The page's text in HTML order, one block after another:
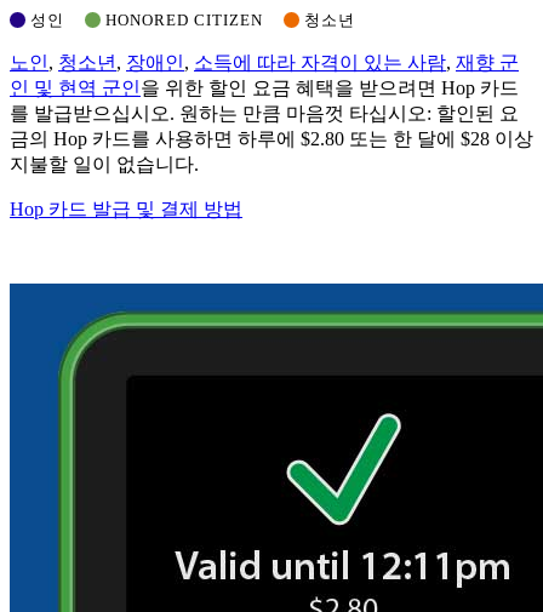
성인 HONORED CITIZEN 청소년
노인, 청소년 , 장애인, 소득에 따라 자격이 있는 사람, 재향 군
인 및 현역 군인을 위한 할인 요금 혜택을 받으려면 Hop 카드
를 발급받으십시오. 원하는 만큼 마음껏 타십시오: 할인된 요
금의 Hop 카드를 사용하면 하루에 $2.80 또는 한 달에 $28 이상
지불할 일이 없습니다.
Hop 카드 발급 및 결제 방법